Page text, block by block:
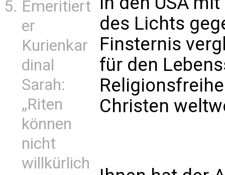
Emeritiert
er
Kurienkar
dinal
Sarah:
„Riten
können
nicht
willkürlich
des Lichts
Finsternis
für den
Christen